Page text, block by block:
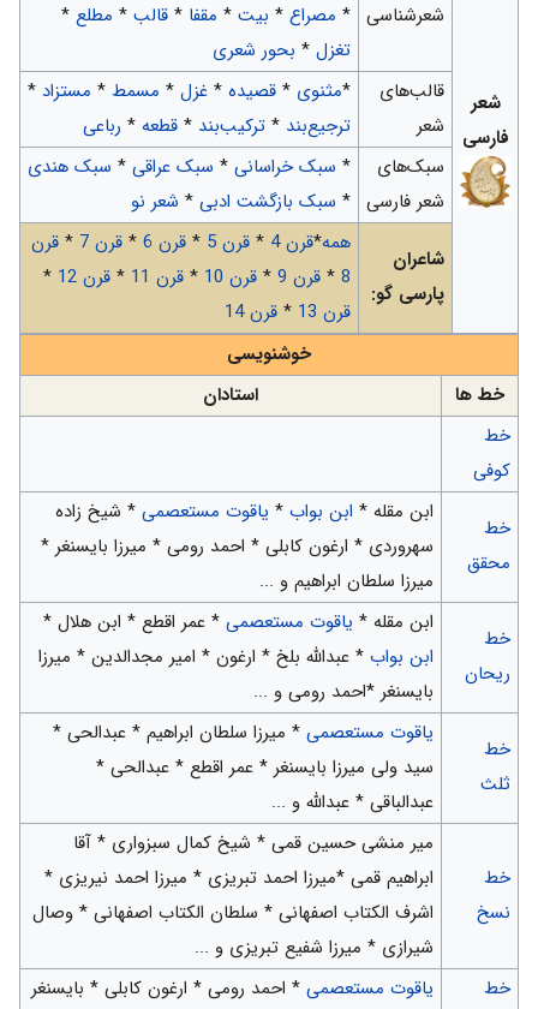
شعر
فارسی
شعرشناسی * مصراع* بیت* مقفا * قالب* مطلع*
تغزل* بحور شعری
قالب‌های
شعر
*مثنوی * قصیده* غزل* مسمط* مستزاد *
ترجیع‌بند * ترکیب‌بند * قطعه* رباعی
سبک‌های
شعر فارسی
* سبک خراسانی* سبک عراقی* سبک هندی
* سبک بازگشت ادبی* شعر نو
شاعران
پارسی گو:
همه*قرن 4 * قرن 5 * قرن 6 * قرن 7 * قرن
8
* قرن 9 * قرن 10 * قرن 11 * قرن 12
*
قرن 13
* قرن 14
خوشنویسی
خط‌ ها
استادان
خط
کوفی
خط
محقق
ابن مقله * ابن بواب* یاقوت مستعصمی* شیخ زاده
سهروردی * ارغون کابلی * احمد رومی * میرزا بایسنغر *
میرزا سلطان ابراهیم و ...
خط
ریحان
ابن مقله * یاقوت مستعصمی* عمر اقطع * ابن هلال *
ابن بواب* عبدالله بلخ * ارغون * امیر مجدالدین * میرزا
بایسنغر *احمد رومی و ...
خط
ثلث
یاقوت مستعصمی* میرزا سلطان ابراهیم * عبدالحی *
سید ولی میرزا بایسنغر * عمر اقطع * عبدالحی *
عبدالباقی * عبدالله و ...
خط
نسخ
میر منشی حسین قمی * شیخ كمال سبزواری * آقا
ابراهیم قمی *میرزا احمد تبریزی * میرزا احمد نیریزی *
اشرف الکتاب اصفهانی * سلطان الکتاب اصفهانی * وصال
شیرازی * میرزا شفیع تبریزی و ...
خط
یاقوت مستعصمی* احمد رومی * ارغون كابلی * بایسنغر